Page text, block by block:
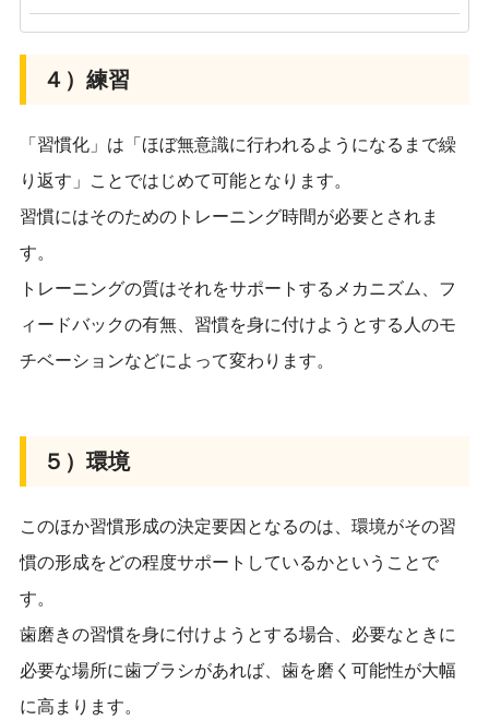
４）練習
「習慣化」は「ほぼ無意識に行われるようになるまで繰
り返す」ことではじめて可能となります。
習慣にはそのためのトレーニング時間が必要とされま
す。
トレーニングの質はそれをサポートするメカニズム、フ
ィードバックの有無、習慣を身に付けようとする人のモ
チベーションなどによって変わります。
５）環境
このほか習慣形成の決定要因となるのは、環境がその習
慣の形成をどの程度サポートしているかということで
す。
歯磨きの習慣を身に付けようとする場合、必要なときに
必要な場所に歯ブラシがあれば、歯を磨く可能性が大幅
に高まります。